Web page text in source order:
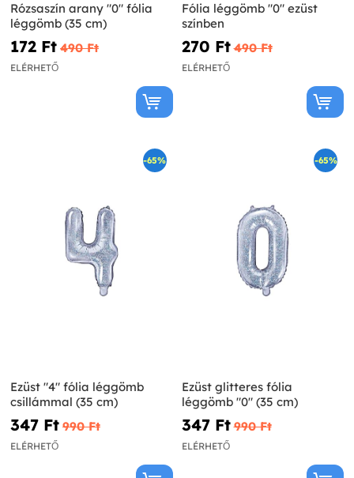
Rózsaszín arany "0" fólia
léggömb (35 cm)
172 Ft‎ 490 Ft‎
ELÉRHETŐ
Fólia léggömb "0" ezüst
színben
270 Ft‎ 490 Ft‎
ELÉRHETŐ
-65%
Ezüst "4" fólia léggömb
csillámmal (35 cm)
347 Ft‎ 990 Ft‎
ELÉRHETŐ
-65%
Ezüst glitteres fólia
léggömb "0" (35 cm)
347 Ft‎ 990 Ft‎
ELÉRHETŐ